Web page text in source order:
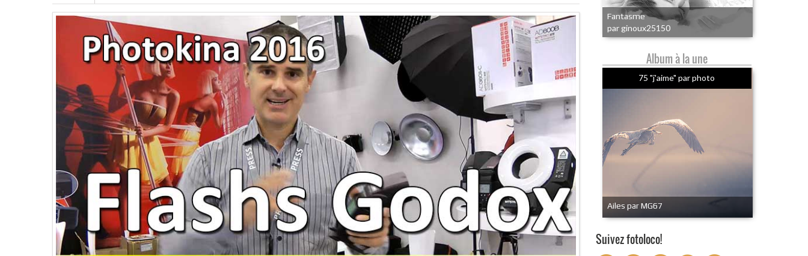
Fantasme
par ginoux25150
Album à la une
75 "j'aime" par photo
Ailes par MG67
Suivez fotoloco!